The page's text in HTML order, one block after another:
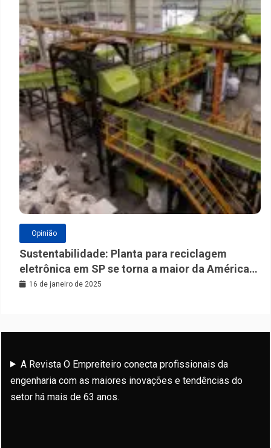
Opinião
Sustentabilidade: Planta para reciclagem
eletrônica em SP se torna a maior da América
Latina
16 de janeiro de 2025
A Revista O Empreiteiro conecta profissionais da
engenharia com as maiores inovações e tendências do
setor há mais de 63 anos.